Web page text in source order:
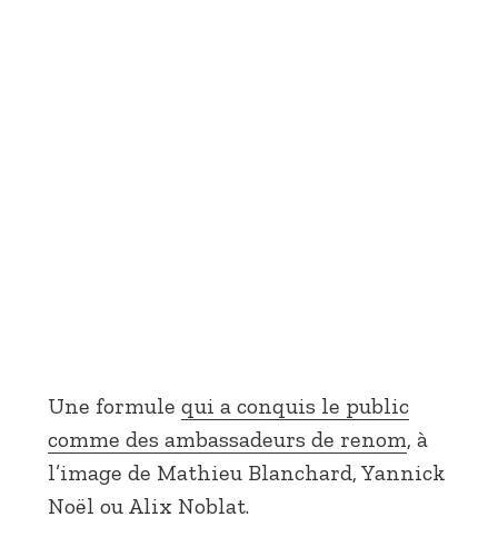
Une formule qui a conquis le public
comme des ambassadeurs de renom, à
l’image de Mathieu Blanchard, Yannick
Noël ou Alix Noblat.